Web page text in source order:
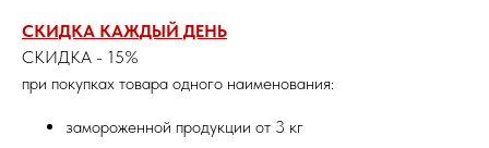
СКИДКА КАЖДЫЙ ДЕНЬ
СКИДКА - 15%
при покупках товара одного наименования:
замороженной продукции от 3 кг